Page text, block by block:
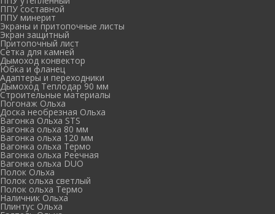
ППУ составной
ППУ минерит
Экраны и притопочные листы
Экран защитный
Притопочный лист
Сетка для камней
Дымоход конвектор
Юбка и фланец
Адаптеры и переходники
Дымоход Теплодар 90 мм
Cтроительные материалы
Погонаж Ольха
Доска необрезная Ольха
Вагонка Ольха STS
Вагонка ольха 80 мм
Вагонка ольха 120 мм
Вагонка ольха Термо
Вагонка ольха Реечная
Вагонка ольха DUO
Полок Ольха
Полок ольха светлый
Полок ольха Термо
Наличник Ольха
Плинтус Ольха